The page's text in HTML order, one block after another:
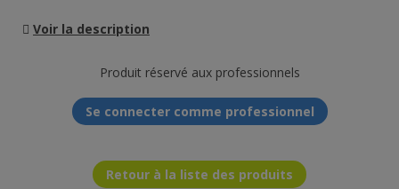
Voir la description
Produit réservé aux professionnels
Se connecter comme professionnel
Retour à la liste des produits